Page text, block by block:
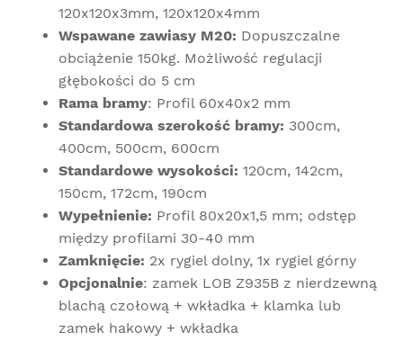
120x120x3mm, 120x120x4mm
Wspawane zawiasy M20: Dopuszczalne
obciążenie 150kg. Możliwość regulacji
głębokości do 5 cm
Rama bramy: Profil 60x40x2 mm
Standardowa szerokość bramy: 300cm,
400cm, 500cm, 600cm
Standardowe wysokości: 120cm, 142cm,
150cm, 172cm, 190cm
Wypełnienie: Profil 80x20x1,5 mm; odstęp
między profilami 30-40 mm
Zamknięcie: 2x rygiel dolny, 1x rygiel górny
Opcjonalnie: zamek LOB Z935B z nierdzewną
blachą czołową + wkładka + klamka lub
zamek hakowy + wkładka